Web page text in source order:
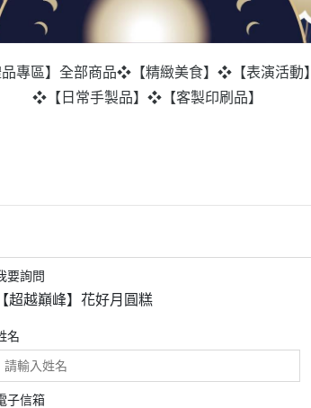
專區】 全部商品❖【精緻美食】 ❖【表演活動】
❖【日常手製品】 ❖【客製印刷品】
要詢問
【超越巔峰】花好月圓糕
名
子信箱